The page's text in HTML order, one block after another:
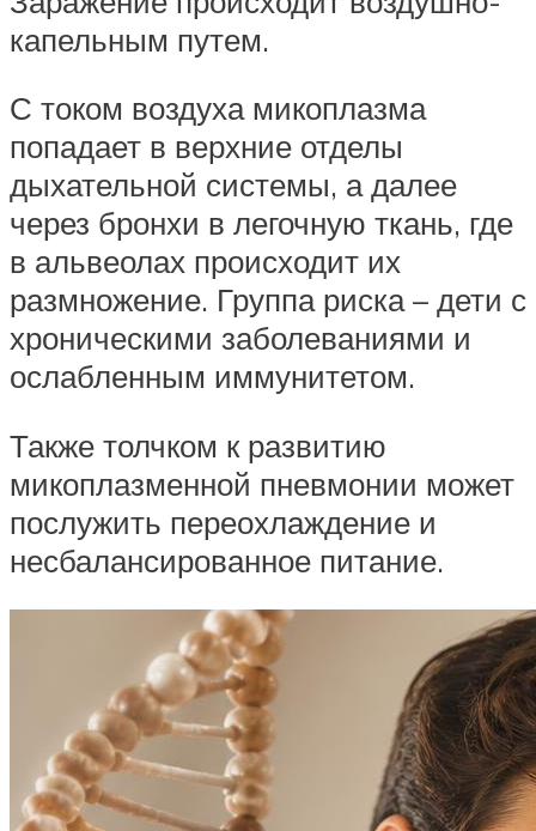
капельным путем.
С током воздуха микоплазма
попадает в верхние отделы
дыхательной системы, а далее
через бронхи в легочную ткань, где
в альвеолах происходит их
размножение. Группа риска – дети с
хроническими заболеваниями и
ослабленным иммунитетом.
Также толчком к развитию
микоплазменной пневмонии может
послужить переохлаждение и
несбалансированное питание.